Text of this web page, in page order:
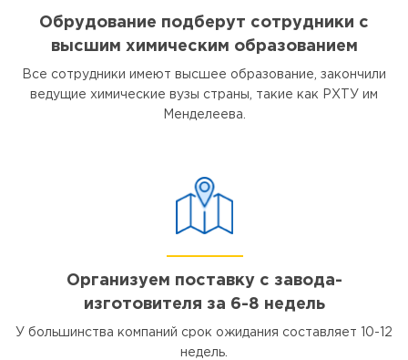
Обрудование подберут сотрудники с
высшим химическим образованием
Все сотрудники имеют высшее образование, закончили
ведущие химические вузы страны, такие как РХТУ им
Менделеева.
Организуем поставку с завода-
изготовителя за 6-8 недель
У большинства компаний срок ожидания составляет 10-12
недель.